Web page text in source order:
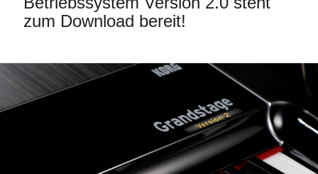
Events
Support
zum Download bereit!